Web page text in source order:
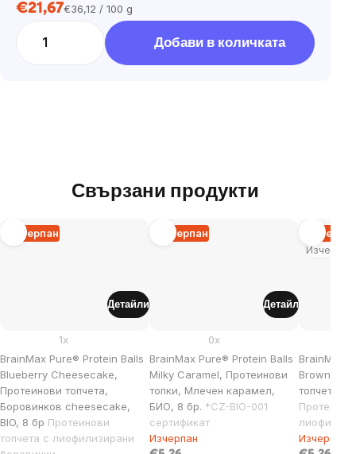
€21,67Цена
€36,12 / 100 g
Добави в количката
Свързани продукти
Изчерпан
BrainMax Pure® Protein Balls
Blueberry Cheesecake,
Протеинови топчета,
Боровинков cheesecake,
BIO, 8 бр Протеинови
топчета с лиофилизирани
1x
Детайли
Изчерпан
BrainMax Pure® Protein Balls
Milky Caramel, Протеинови
топки, Млечен карамел,
БИО, 8 бр. *CZ-BIO-001
сертификат
0x
Изчерпан
Детайл
BrainMax
Brownie,
топчета,
Изчерпан